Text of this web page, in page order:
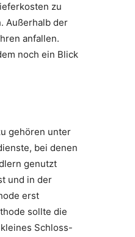
zu
Außerhalb der
anfallen.
noch ein Blick
gehören unter
bei denen
genutzt
und in der
erst
sollte die
Schloss-